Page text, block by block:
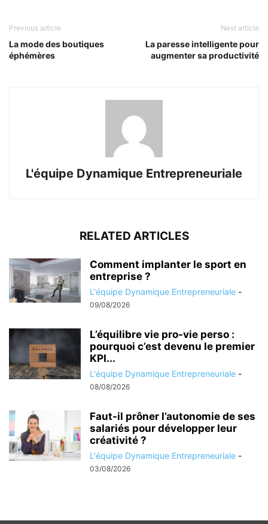
Previous article
La mode des boutiques
éphémères
Next article
La paresse intelligente pour
augmenter sa productivité
L'équipe Dynamique Entrepreneuriale
RELATED ARTICLES
Comment implanter le sport en
entreprise ?
L'équipe Dynamique Entrepreneuriale -
09/08/2026
L’équilibre vie pro-vie perso :
pourquoi c’est devenu le premier
KPI...
L'équipe Dynamique Entrepreneuriale -
08/08/2026
Faut-il prôner l’autonomie de ses
salariés pour développer leur
créativité ?
L'équipe Dynamique Entrepreneuriale -
03/08/2026